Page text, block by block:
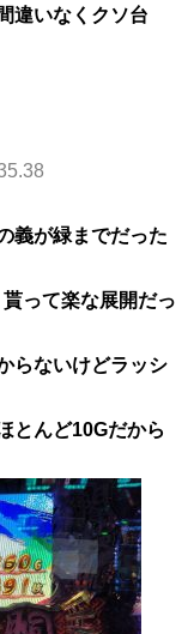
違いなくクソ台
義が緑までだった
って楽な展開だっ
らないけどラッシ
とんど10Gだから